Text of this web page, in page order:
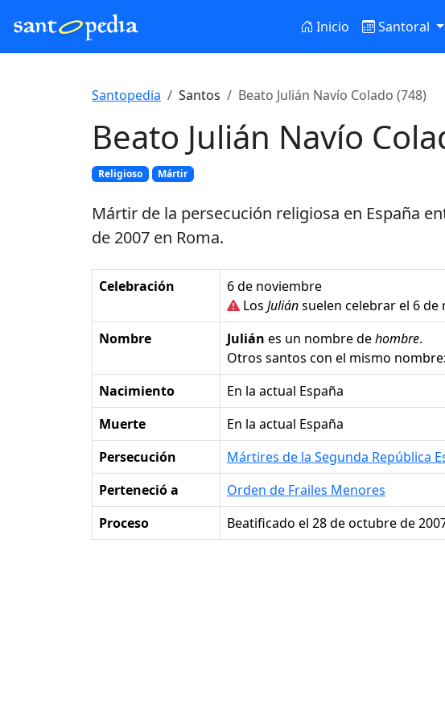
Inicio Santoral
Santopedia Santos Beato Julián Navío Colado (748)
Beato Julián Navío
Religioso Mártir
Mártir de la persecución religiosa en España
de 2007 en Roma.
Celebración 6 de noviembre
Los Juliánsuelen celebrar el 6 de
Nombre
Julián es un nombre dehombre.
Otros santos con el mismo nombre:
Nacimiento
en la actual España
Muerte en la actual España
Persecución
Mártires de la Segunda República
Perteneció a
Orden de Frailes Menores
Proceso
Beatificado el 28 de octubre de